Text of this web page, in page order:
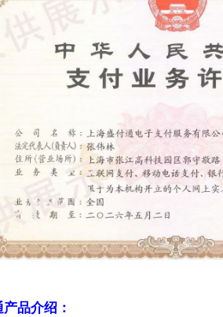
品介绍：